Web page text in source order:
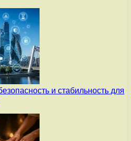
и стабильность для